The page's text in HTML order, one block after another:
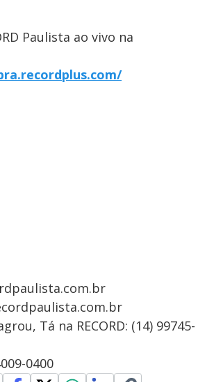
Paulista ao vivo na
Tá na RECORD: (14) 99745-
0400